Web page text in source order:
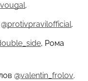
vougal.
protivpravilofficial.
, Рома
@valentin_frolov.